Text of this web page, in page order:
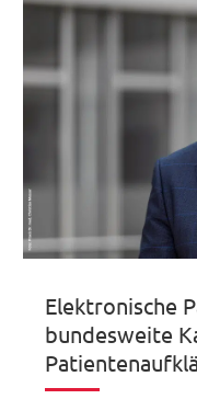
Elektronische
bundesweite